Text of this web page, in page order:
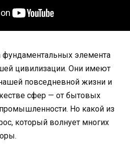
фундаментальных элемента
цивилизации. Они имеют
повседневной жизни и
сфер — от бытовых
Но какой из
который волнует многих